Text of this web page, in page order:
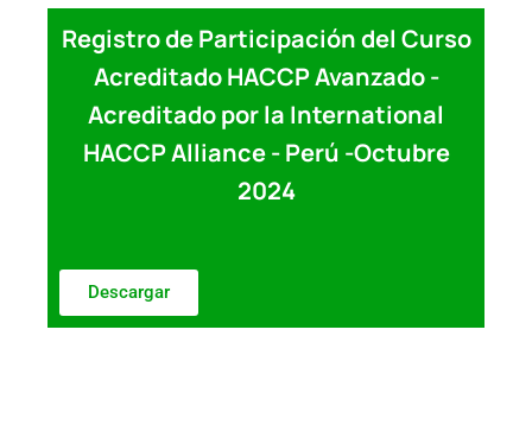
Registro de Participación del Curso
Acreditado HACCP Avanzado -
Acreditado por la International
HACCP Alliance - Perú -Octubre
2024
Descargar